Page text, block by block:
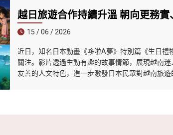
越日旅遊合作持續升溫 朝向更務
15 / 06 / 2026
近日，知名日本動畫《哆啦A夢》特別篇《生日
關注。影片透過生動有趣的故事情節，展現越南
友善的人文特色，進一步激發日本民眾對越南旅遊